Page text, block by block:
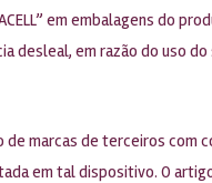
em embalagens do
desleal, em razão do uso
marcas de terceiros com
em tal dispositivo. O